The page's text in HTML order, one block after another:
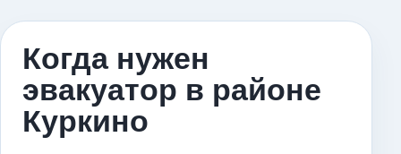
Когда нужен
эвакуатор в районе
Куркино